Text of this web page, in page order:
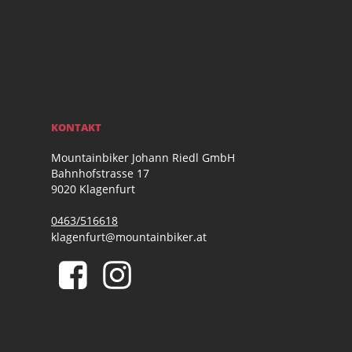
KONTAKT
Mountainbiker Johann Riedl GmbH
Bahnhofstrasse 17
9020 Klagenfurt
0463/516618
klagenfurt@mountainbiker.at